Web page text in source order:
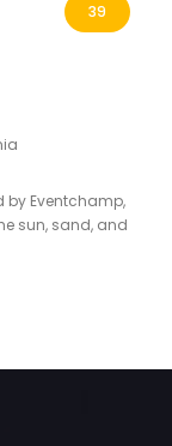
39
by Eventchamp,
sun, sand, and